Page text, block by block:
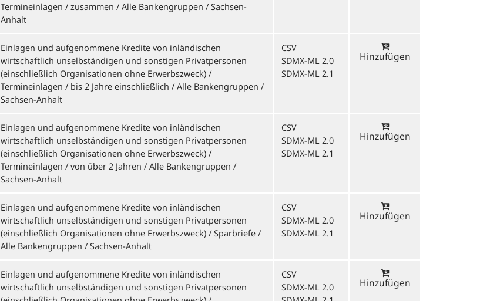
Termineinlagen / zusammen / Alle Bankengruppen / Sachsen-
Anhalt
Einlagen und aufgenommene Kredite von inländischen
wirtschaftlich unselbständigen und sonstigen Privatpersonen
(einschließlich Organisationen ohne Erwerbszweck) /
Termineinlagen / bis 2 Jahre einschließlich / Alle Bankengruppen /
Sachsen-Anhalt
CSV
SDMX-ML 2.0
SDMX-ML 2.1
Hinzufügen
Einlagen und aufgenommene Kredite von inländischen
wirtschaftlich unselbständigen und sonstigen Privatpersonen
(einschließlich Organisationen ohne Erwerbszweck) /
Termineinlagen / von über 2 Jahren / Alle Bankengruppen /
Sachsen-Anhalt
CSV
SDMX-ML 2.0
SDMX-ML 2.1
Hinzufügen
Einlagen und aufgenommene Kredite von inländischen
wirtschaftlich unselbständigen und sonstigen Privatpersonen
(einschließlich Organisationen ohne Erwerbszweck) / Sparbriefe /
Alle Bankengruppen / Sachsen-Anhalt
CSV
SDMX-ML 2.0
SDMX-ML 2.1
Hinzufügen
Einlagen und aufgenommene Kredite von inländischen
wirtschaftlich unselbständigen und sonstigen Privatpersonen
CSV
SDMX-ML 2.0
Hinzufügen